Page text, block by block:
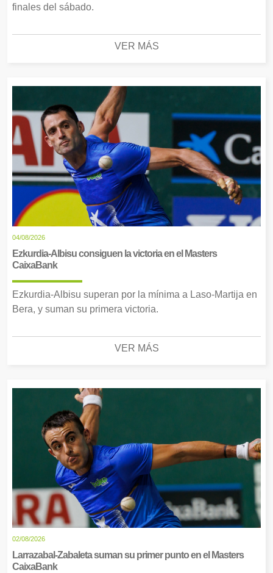
finales del sábado.
VER MÁS
04/08/2026
Ezkurdia-Albisu consiguen la victoria en el Masters
CaixaBank
Ezkurdia-Albisu superan por la mínima a Laso-Martija en
Bera, y suman su primera victoria.
VER MÁS
02/08/2026
Larrazabal-Zabaleta suman su primer punto en el Masters
CaixaBank